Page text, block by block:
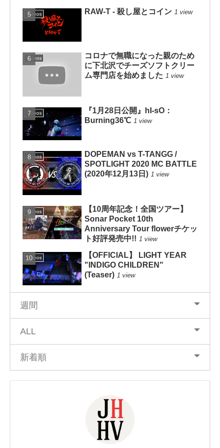
Videos RAW-T - 殺し屋とコイン 1 view
Videos
コロナで無職になった親のため
に下北沢でチーズソフトクリー
ム専門店を始めました 1 view
Videos
『1月28日公開』hI-sO：
Burning36℃ 1 view
Videos
DOPEMAN vs T-TANGG /
SPOTLIGHT 2020 MC BATTLE
(2020年12月13日) 1 view
Videos
【10周年記念！全国ツアー】
Sonar Pocket 10th
Anniversary Tour flowerチケッ
ト好評発売中!! 1 view
Videos
【OFFICIAL】 LIGHT YEAR
"INDIGO CHILDREN"
(Teaser) 1 view
週間
ALL
新着順